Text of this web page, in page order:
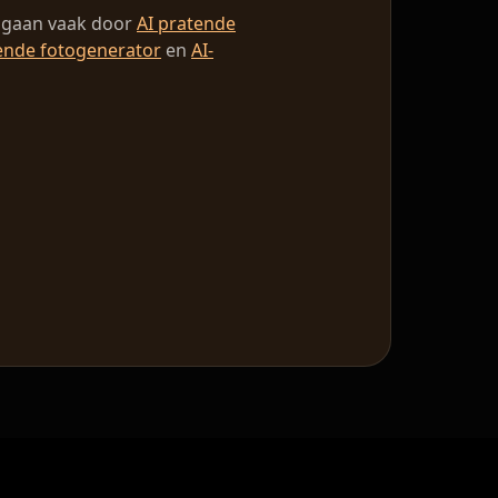
vaak doorAI pratende
fotogenerator en AI-